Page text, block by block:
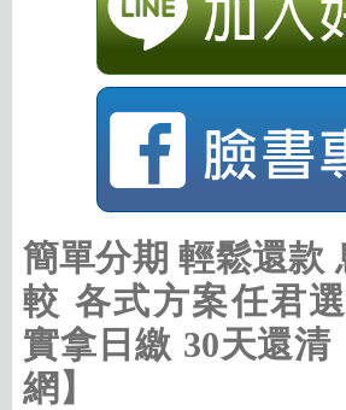
簡單分期 輕鬆還款
較 各式方案任君
實拿日繳 30天還清
網】